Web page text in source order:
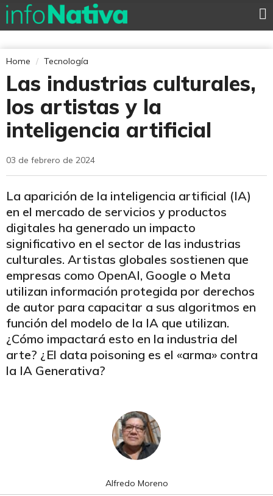
Home Tecnología
Las industrias culturales,
los artistas y la
inteligencia artificial
03 de febrero de 2024
La aparición de la inteligencia artificial (IA)
en el mercado de servicios y productos
digitales ha generado un impacto
significativo en el sector de las industrias
culturales. Artistas globales sostienen que
empresas como OpenAI, Google o Meta
utilizan información protegida por derechos
de autor para capacitar a sus algoritmos en
función del modelo de la IA que utilizan.
¿Cómo impactará esto en la industria del
arte? ¿El data poisoning es el «arma» contra
la IA Generativa?
Alfredo Moreno